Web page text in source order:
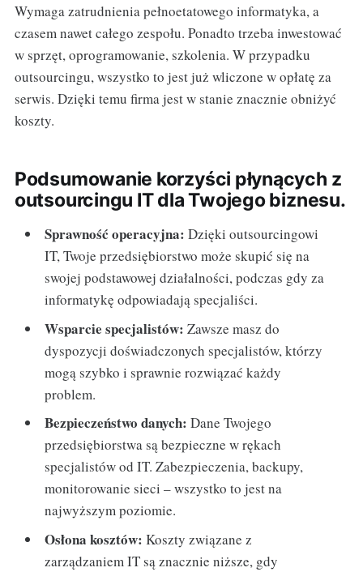
Wymaga zatrudnienia pełnoetatowego informatyka, a
czasem nawet całego zespołu. Ponadto trzeba inwestować
w sprzęt, oprogramowanie, szkolenia. W przypadku
outsourcingu, wszystko to jest już wliczone w opłatę za
serwis. Dzięki temu firma jest w stanie znacznie obniżyć
koszty.
Podsumowanie korzyści płynących z
outsourcingu IT dla Twojego biznesu.
Sprawność operacyjna: Dzięki outsourcingowi
IT, Twoje przedsiębiorstwo może skupić się na
swojej podstawowej działalności, podczas gdy za
informatykę odpowiadają specjaliści.
Wsparcie specjalistów: Zawsze masz do
dyspozycji doświadczonych specjalistów, którzy
mogą szybko i sprawnie rozwiązać każdy
problem.
Bezpieczeństwo danych: Dane Twojego
przedsiębiorstwa są bezpieczne w rękach
specjalistów od IT. Zabezpieczenia, backupy,
monitorowanie sieci – wszystko to jest na
najwyższym poziomie.
Osłona kosztów: Koszty związane z
zarządzaniem IT są znacznie niższe, gdy